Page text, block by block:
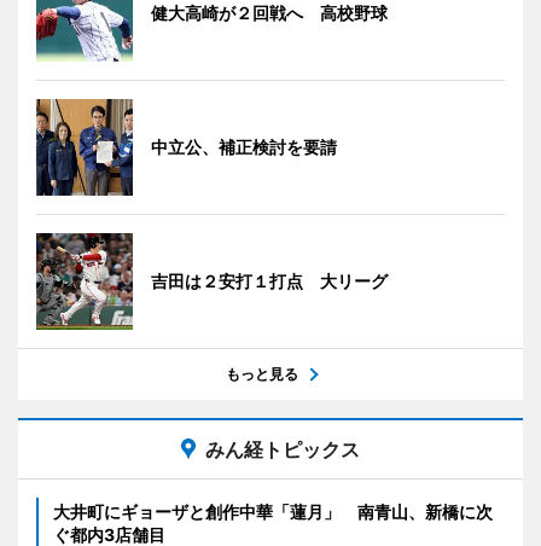
健大高崎が２回戦へ 高校野球
中立公、補正検討を要請
吉田は２安打１打点 大リーグ
もっと見る
みん経トピックス
大井町にギョーザと創作中華「蓮月」 南青山、新橋に次
ぐ都内3店舗目